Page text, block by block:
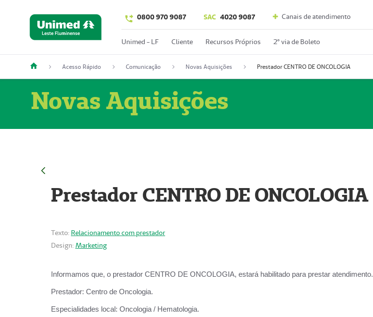
0800 970 9087 SAC 4020 9087 Canais de atendimento
Unimed - LF Cliente Recursos Próprios 2º via de Boleto
Acesso Rápido Comunicação Novas Aquisições Prestador CENTRO DE ONCOLOGIA
Novas Aquisições
Prestador CENTRO DE ONCOLOGIA
Texto: Relacionamento com prestador
Design: Marketing
Informamos que, o prestador CENTRO DE ONCOLOGIA, estará habilitado para prestar atendimento.
Prestador: Centro de Oncologia.
Especialidades local: Oncologia / Hematologia.